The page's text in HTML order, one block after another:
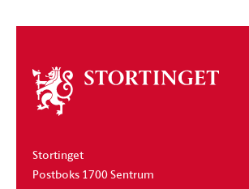
Om
stortinget
Stortinget
Postboks 1700 Sentrum